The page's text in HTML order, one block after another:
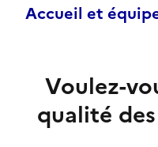
Accueil et
Voulez-
qualité